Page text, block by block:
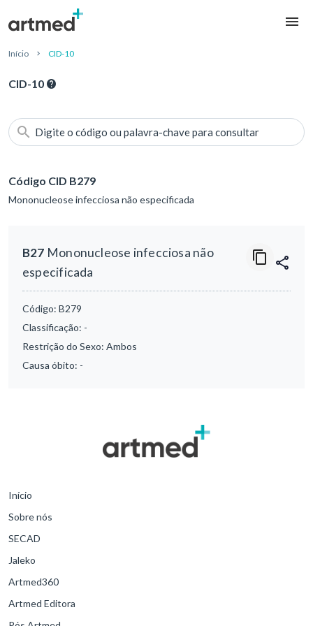
Início CID-10
CID-10
Digite o código ou palavra-chave para consultar
Código CID B279
Mononucleose infecciosa não especificada
B27 Mononucleose infecciosa não
especificada
Código: B279
Classificação: -
Restrição do Sexo: Ambos
Causa óbito: -
Início
Sobre nós
SECAD
Jaleko
Artmed360
Artmed Editora